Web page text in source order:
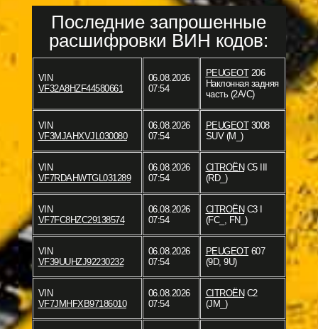
Последние запрошенные
расшифровки ВИН кодов:
VIN
VF32A8HZF44580661
06.08.2026
07:54
PEUGEOT206
Наклонная задняя
часть (2A/C)
VIN
VF3MJAHXVJL030080
06.08.2026
07:54
PEUGEOT3008
SUV (M_)
VIN
VF7RDAHWTGL031289
06.08.2026
07:54
CITROËN C5 III
(RD_)
VIN
VF7FC8HZC29138574
06.08.2026
07:54
CITROËN C3 I
(FC_, FN_)
VIN
VF39UUHZJ92230232
06.08.2026
07:54
PEUGEOT607
(9D, 9U)
VIN
VF7JMHFXB97186010
06.08.2026
07:54
CITROËN C2
(JM_)